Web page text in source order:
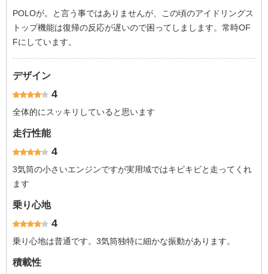
POLOが。と言う事ではありませんが、この頃のアイドリングス
トップ機能は復帰の反応が遅いので困ってしまします。常時OF
Fにしています。
デザイン
4
全体的にスッキリしていると思います
走行性能
4
3気筒の小さいエンジンですが実用域ではキビキビと走ってくれ
ます
乗り心地
4
乗り心地は普通です。3気筒独特に細かな振動があります。
積載性